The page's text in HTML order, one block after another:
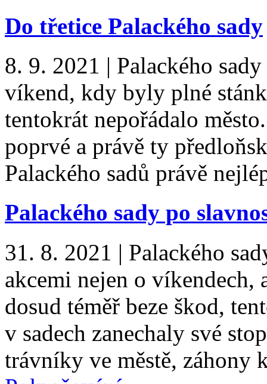
Do třetice Palackého sady
8. 9. 2021 | Palackého
víkend, kdy byly plné
tentokrát nepořádalo
poprvé a právě ty
Palackého sadů právě
Palackého sady po
31. 8. 2021 | Palackého
akcemi nejen o víkendech,
dosud téměř beze škod,
v sadech zanechaly své
trávníky ve městě,